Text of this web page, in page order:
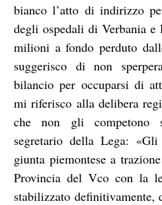
bianco l’atto di indirizzo
degli ospedali di Verbania e
milioni a fondo perduto
suggerisco di non
bilancio per occuparsi di
mi riferisco alla delibera
che non gli competono
segretario della Lega:
giunta piemontese a
Provincia del Vco con la
stabilizzato definitivamente,